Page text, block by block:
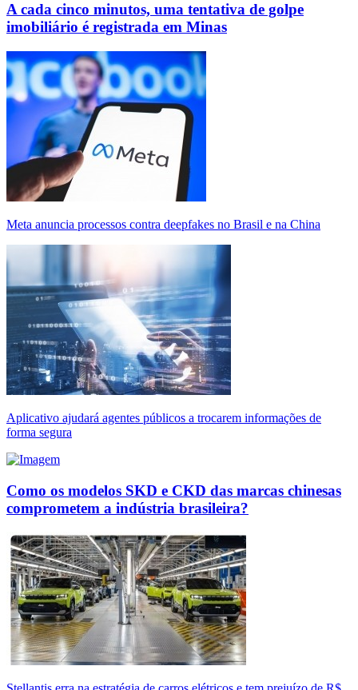
A cada cinco minutos, uma tentativa de golpe
imobiliário é registrada em Minas
Meta anuncia processos contra deepfakes no Brasil e na China
Aplicativo ajudará agentes públicos a trocarem informações de
forma segura
Como os modelos SKD e CKD das marcas chinesas
comprometem a indústria brasileira?